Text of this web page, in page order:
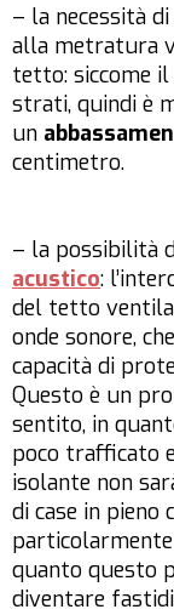
– la necessità
alla metratura
tetto: siccome
strati, quindi è
un
centimetro.
– la possibilità
acustico:
del tetto
onde sonore,
capacità di
Questo è un
sentito, in
poco trafficato
isolante non
di case in
quanto questo
diventare